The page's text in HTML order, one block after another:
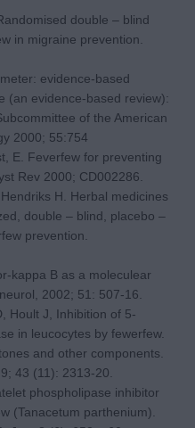
double – blind
in migraine prevention.
evidence-based
(an evidence-based review):
of the American
2000; 55:754
E. Feverfew for preventing
Rev 2000; CD002286.
H. Herbal medicines
double – blind, placebo –
prevention.
kappa B as a moleculear
2002; 51: 507-16.
Hoult J, Inhibition of 5-
in leucocytes by fewerfew.
and other components.
43 (11): 2313-20.
phospholipase inhibitor
(Tanacetum parthenium).